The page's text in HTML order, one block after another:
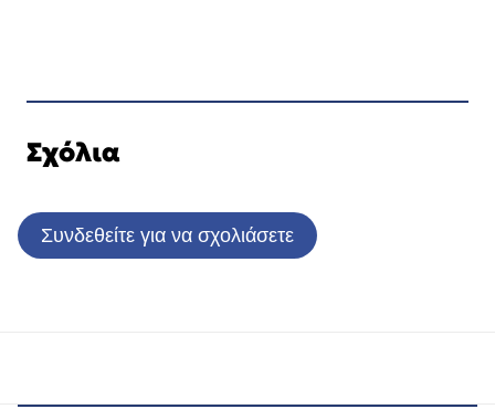
Σχόλια
Συνδεθείτε για να σχολιάσετε